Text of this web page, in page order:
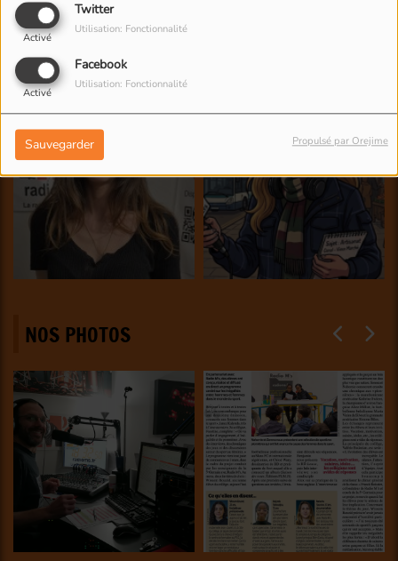
Twitter
Activé
Utilisation: Fonctionnalité
Facebook
Activé
Utilisation: Fonctionnalité
Sauvegarder Propulsé par Orejime
NOS PHOTOS